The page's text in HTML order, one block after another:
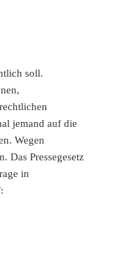
soll.
jemand auf die
Wegen
Das Pressegesetz
in